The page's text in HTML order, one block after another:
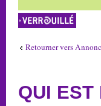
Sujet verrouillé
Retourner vers
QUI EST